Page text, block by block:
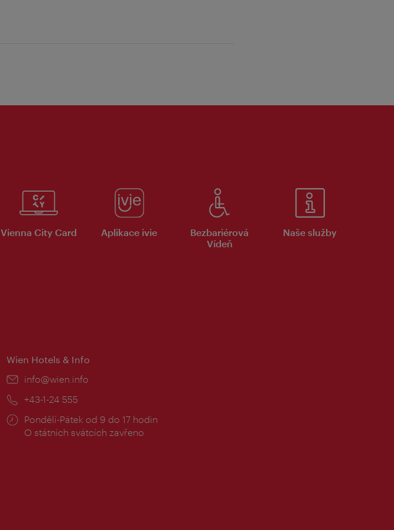
Vienna City Card Aplikace ivie
Bezbariérová
Vídeň
Naše služby
Wien Hotels & Info
E-
info@wien.info
Telefon:
+43-1-24 555
Provozní
doba:
Pondělí-Pátek od 9 do 17 hodin
O státních svátcích zavřeno